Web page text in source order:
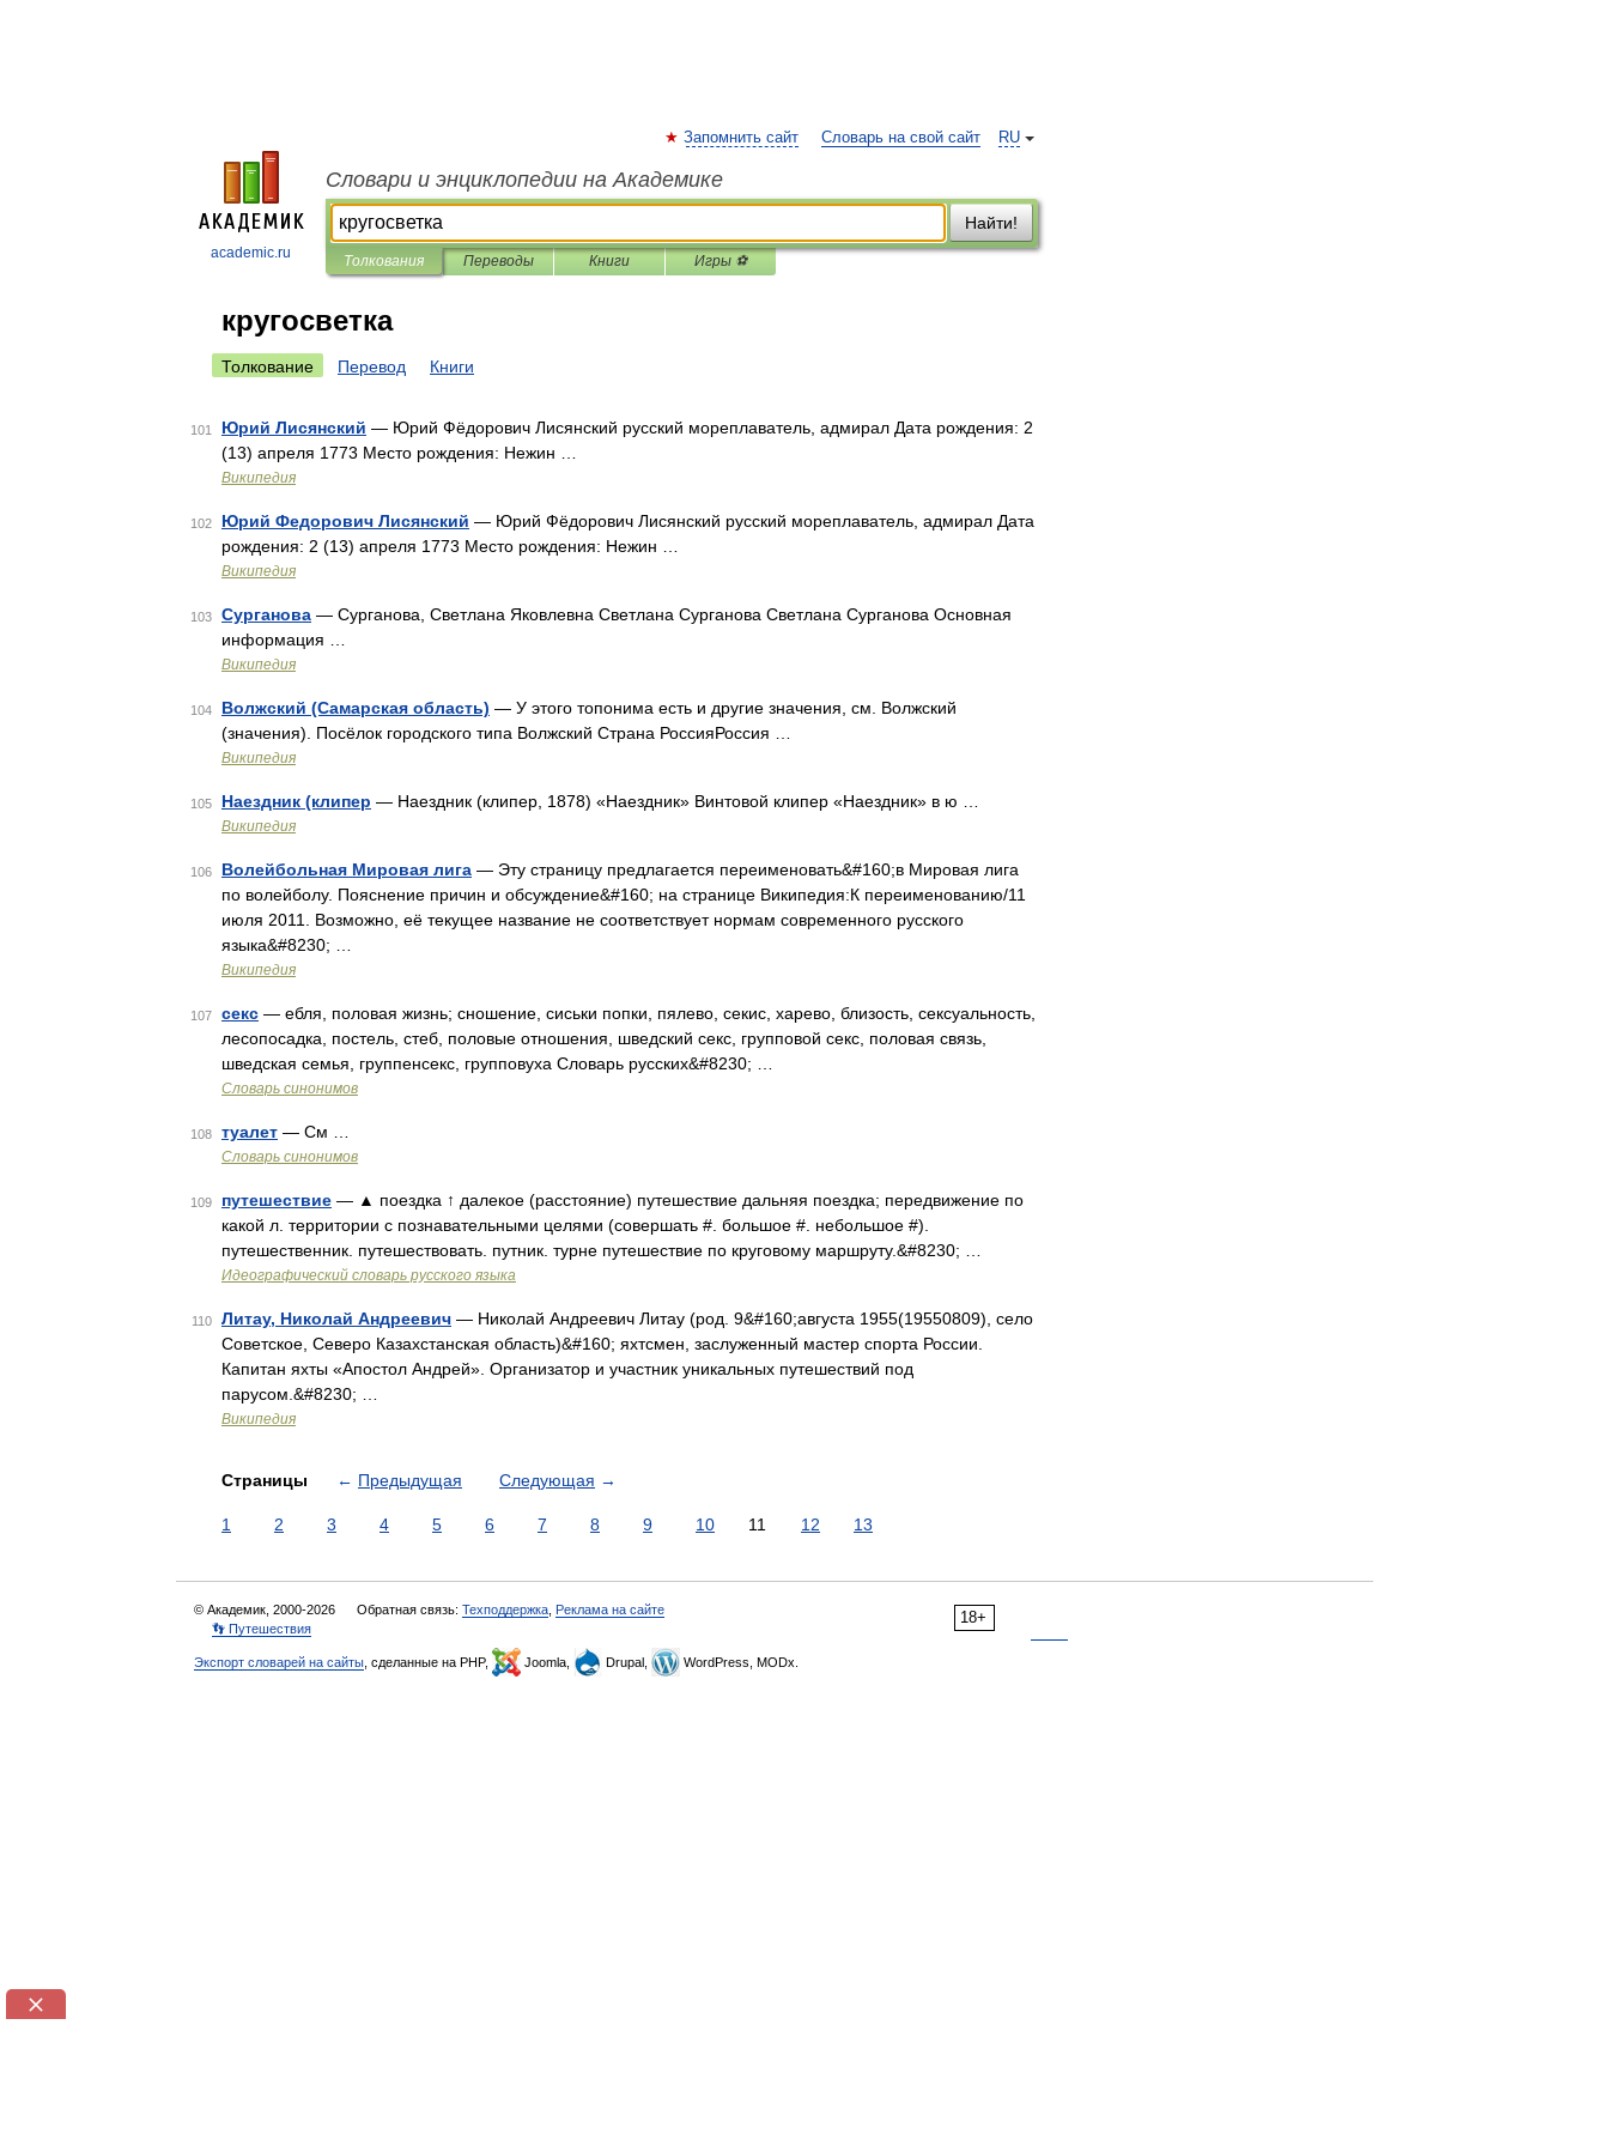
academic.ru
RU
Запомнить сайт Словарь на свой сайт
Словари и энциклопедии на Академике
Найти!
Толкования Переводы Книги Игры ⚽
кругосветка
Толкование Перевод Книги
101 Юрий Лисянский — Юрий Фёдорович Лисянский русский мореплаватель, адмирал Дата рождения: 2
(13) апреля 1773 Место рождения: Нежин …
Википедия
102 Юрий Федорович Лисянский — Юрий Фёдорович Лисянский русский мореплаватель, адмирал Дата
рождения: 2 (13) апреля 1773 Место рождения: Нежин …
Википедия
103 Сурганова — Сурганова, Светлана Яковлевна Светлана Сурганова Светлана Сурганова Основная
информация …
Википедия
104 Волжский (Самарская область) — У этого топонима есть и другие значения, см. Волжский
(значения). Посёлок городского типа Волжский Страна РоссияРоссия …
Википедия
105 Наездник (клипер — Наездник (клипер, 1878) «Наездник» Винтовой клипер «Наездник» в ю …
Википедия
106 Волейбольная Мировая лига — Эту страницу предлагается переименовать&#160;в Мировая лига
по волейболу. Пояснение причин и обсуждение&#160; на странице Википедия:К переименованию/11
июля 2011. Возможно, её текущее название не соответствует нормам современного русского
языка&#8230; …
Википедия
107 секс — ебля, половая жизнь; сношение, сиськи попки, пялево, секис, харево, близость, сексуальность,
лесопосадка, постель, стеб, половые отношения, шведский секс, групповой секс, половая связь,
шведская семья, группенсекс, групповуха Словарь русских&#8230; …
Словарь синонимов
108 туалет — См …
Словарь синонимов
109 путешествие — ▲ поездка ↑ далекое (расстояние) путешествие дальняя поездка; передвижение по
какой л. территории с познавательными целями (совершать #. большое #. небольшое #).
путешественник. путешествовать. путник. турне путешествие по круговому маршруту.&#8230; …
Идеографический словарь русского языка
110 Литау, Николай Андреевич — Николай Андреевич Литау (род. 9&#160;августа 1955(19550809), село
Советское, Северо Казахстанская область)&#160; яхтсмен, заслуженный мастер спорта России.
Капитан яхты «Апостол Андрей». Организатор и участник уникальных путешествий под
парусом.&#8230; …
Википедия
Страницы ← Предыдущая Следующая →
1 2 3 4 5 6 7 8 9 10 11 12 13
18+
© Академик, 2000-2026 Обратная связь: Техподдержка Реклама на сайте
👣 Путешествия
Экспорт словарей на сайты , сделанные на PHP, Joomla, Drupal, WordPress, MODx.